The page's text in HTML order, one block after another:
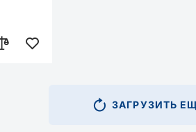
ЗАГРУЗИТЬ